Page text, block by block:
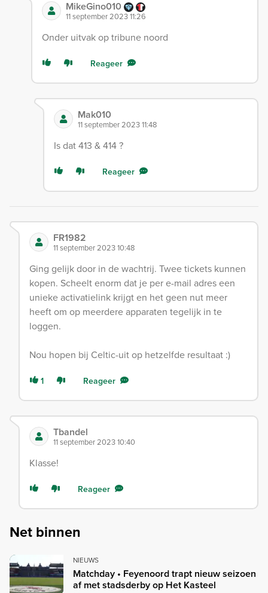
MikeGino010
11 september 2023 11:26
Onder uitvak op tribune noord
Reageer
Mak010
11 september 2023 11:48
Is dat 413 & 414 ?
Reageer
FR1982
11 september 2023 10:48
Ging gelijk door in de wachtrij. Twee tickets kunnen
kopen. Scheelt enorm dat je per e-mail adres een
unieke activatielink krijgt en het geen nut meer
heeft om op meerdere apparaten tegelijk in te
loggen.
Nou hopen bij Celtic-uit op hetzelfde resultaat :)
1 Reageer
Tbandel
11 september 2023 10:40
Klasse!
Reageer
Net binnen
NIEUWS
Matchday • Feyenoord trapt nieuw seizoen
af met stadsderby op Het Kasteel